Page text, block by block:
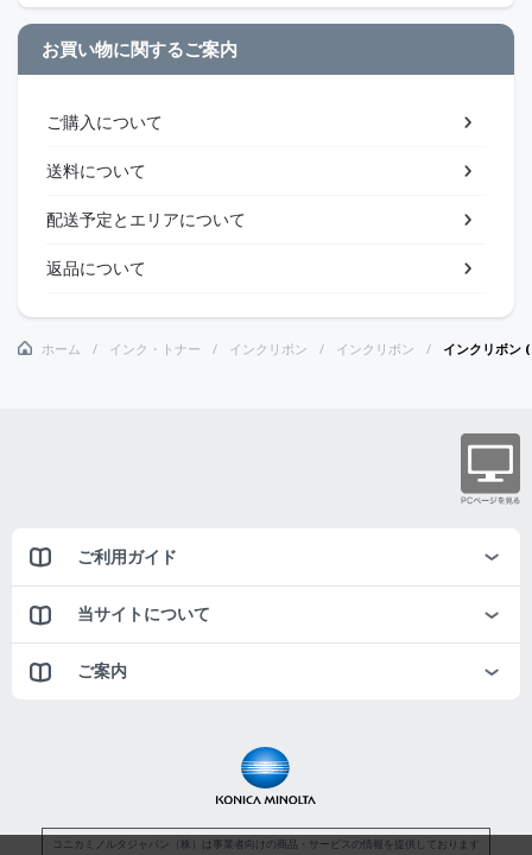
お買い物に関するご案内
ご購入について
送料について
配送予定とエリアについて
返品について
ホーム インク・トナー インクリボン インクリボン インクリボン
ご利用ガイド
当サイトについて
ご案内
コニカミノルタジャパン（株）は事業者向けの商品・サービスの情報を提供しております